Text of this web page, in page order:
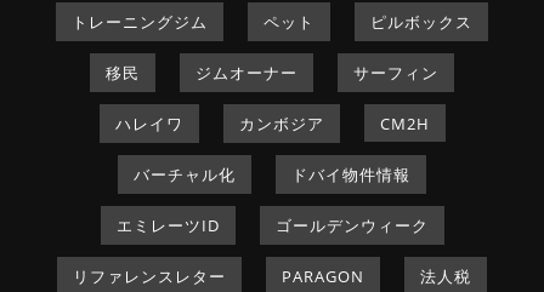
トレーニングジム ペット ピルボックス
移民 ジムオーナー サーフィン
ハレイワ カンボジア CM2H
バーチャル化 ドバイ物件情報
エミレーツID ゴールデンウィーク
リファレンスレター PARAGON 法人税